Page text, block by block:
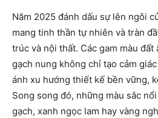
Năm 2025 đánh dấu sự lên ngôi
mang tinh thần tự nhiên và tràn
trúc và nội thất. Các gam màu đất
gạch nung không chỉ tạo cảm
ánh xu hướng thiết kế bền vững,
Song song đó, những màu sắc
gạch, xanh ngọc lam hay vàng